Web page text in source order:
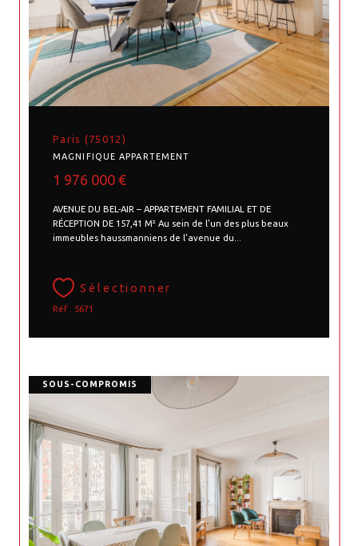
Paris (75012)
MAGNIFIQUE APPARTEMENT
1 976 000 €
AVENUE DU BEL-AIR – APPARTEMENT FAMILIAL ET DE
RÉCEPTION DE 157,41 M² Au sein de l’un des plus beaux
immeubles haussmanniens de l’avenue du...
Sélectionner
Réf : 5671
SOUS-COMPROMIS